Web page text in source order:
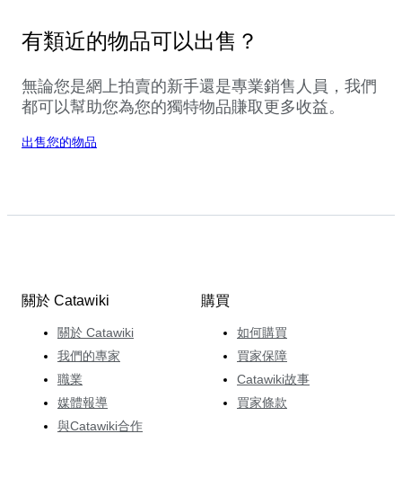
有類近的物品可以出售？
無論您是網上拍賣的新手還是專業銷售人員，我們
都可以幫助您為您的獨特物品賺取更多收益。
出售您的物品
關於 Catawiki
關於 Catawiki
我們的專家
職業
媒體報導
與Catawiki合作
購買
如何購買
買家保障
Catawiki故事
買家條款